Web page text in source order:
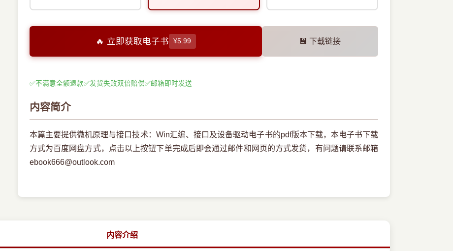
🔥 立即获取电子书 ¥5.99 💾 下载链接
✅不满意全额退款✅发货失败双倍赔偿✅邮箱即时发送
内容简介
本篇主要提供微机原理与接口技术：Win汇编、接口及设备驱动电子书的pdf版本下载，本电子书下载
方式为百度网盘方式，点击以上按钮下单完成后即会通过邮件和网页的方式发货，有问题请联系邮箱
ebook666@outlook.com
内容介绍